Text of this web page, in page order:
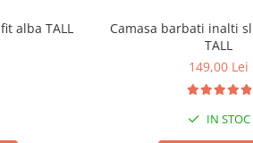
Camasa barbati inalti slim fit alba TALL
Camasa barbati inalti
TALL
149,00 Lei
IN STOC